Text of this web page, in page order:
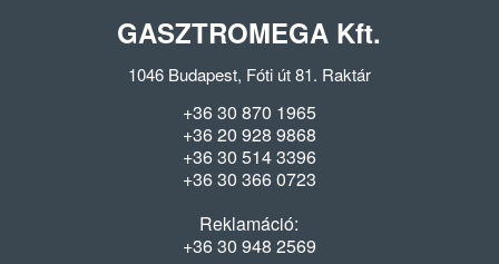
GASZTROMEGA Kft.
1046 Budapest, Fóti út 81. Raktár
+36 30 870 1965
+36 20 928 9868
+36 30 514 3396
+36 30 366 0723
Reklamáció:
+36 30 948 2569